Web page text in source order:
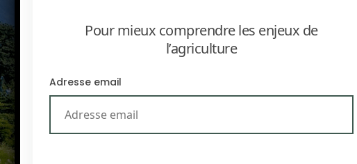
Pour mieux comprendre les enjeux de
l’agriculture
Adresse email